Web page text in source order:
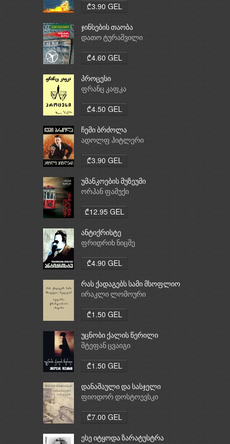
₾3.90 GEL
ჯინსების თაობა
დათო ტურაშვილი
₾4.60 GEL
პროცესი
ფრანც კაფკა
₾4.50 GEL
ჩემი ბრძოლა
ადოლფ ჰიტლერი
₾3.90 GEL
უმანკოების მუზეუმი
ორჰან ფამუქი
₾12.95 GEL
ანტიქრისტე
ფრიდრიხ ნიცშე
₾4.90 GEL
რას ქადაგებს სამი მსოფლიო
რელიგია: ბუდიზმი,
ირაკლი ლომოური
₾1.50 GEL
უცნობი ქალის წერილი
შტეფან ცვაიგი
₾1.50 GEL
დანაშაული და სასჯელი
ფიოდორ დოსტოევსკი
₾7.00 GEL
ესე იტყოდა ზარატუსტრა